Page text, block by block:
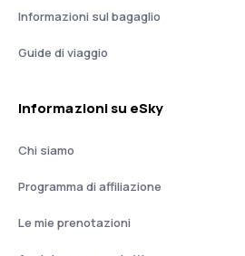
Informazioni sul bagaglio
Guide di viaggio
Informazioni su eSky
Chi siamo
Programma di affiliazione
Le mie prenotazioni